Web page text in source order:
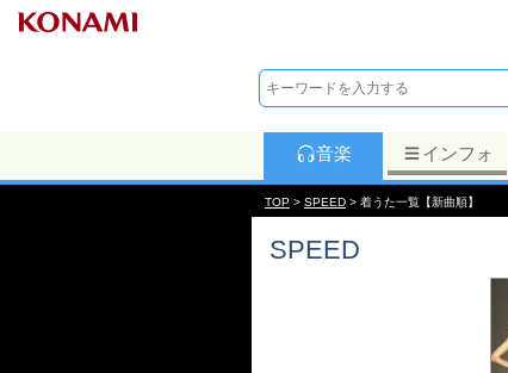
音楽 インフォ
TOP > SPEED > 着うた一覧【新曲順】
SPEED